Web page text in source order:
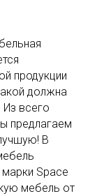
продукции
должна
Из всего
предлагаем
В
Space
мебель от